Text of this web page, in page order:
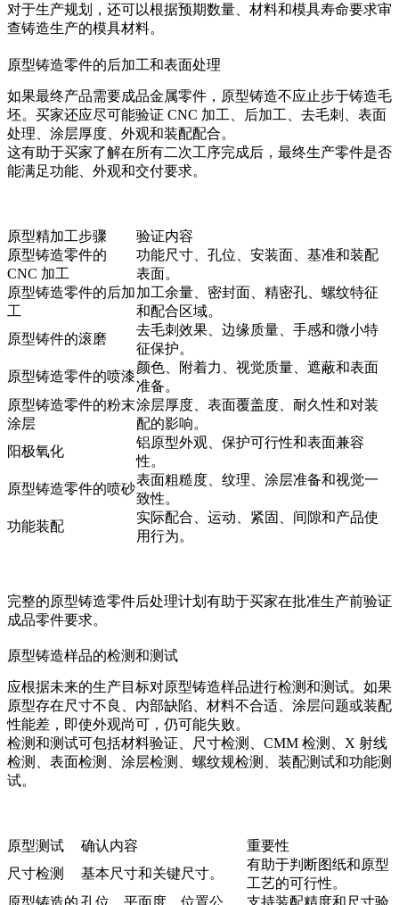
对于生产规划，还可以根据预期数量、材料和模具寿命要求审
查铸造生产的模具材料。
原型铸造零件的后加工和表面处理
如果最终产品需要成品金属零件，原型铸造不应止步于铸造毛
坯。买家还应尽可能验证 CNC 加工、后加工、去毛刺、表面
处理、涂层厚度、外观和装配配合。
这有助于买家了解在所有二次工序完成后，最终生产零件是否
能满足功能、外观和交付要求。
原型精加工步骤
验证内容
原型铸造零件的
CNC 加工
功能尺寸、孔位、安装面、基准和装配
表面。
原型铸造零件的后加
工
加工余量、密封面、精密孔、螺纹特征
和配合区域。
原型铸件的滚磨
去毛刺效果、边缘质量、手感和微小特
征保护。
原型铸造零件的喷漆
颜色、附着力、视觉质量、遮蔽和表面
准备。
原型铸造零件的粉末
涂层
涂层厚度、表面覆盖度、耐久性和对装
配的影响。
阳极氧化
铝原型外观、保护可行性和表面兼容
性。
原型铸造零件的喷砂
表面粗糙度、纹理、涂层准备和视觉一
致性。
功能装配
实际配合、运动、紧固、间隙和产品使
用行为。
完整的原型铸造零件后处理计划有助于买家在批准生产前验证
成品零件要求。
原型铸造样品的检测和测试
应根据未来的生产目标对原型铸造样品进行检测和测试。如果
原型存在尺寸不良、内部缺陷、材料不合适、涂层问题或装配
性能差，即使外观尚可，仍可能失败。
检测和测试可包括材料验证、尺寸检测、CMM 检测、X 射线
检测、表面检测、涂层检测、螺纹规检测、装配测试和功能测
试。
原型测试 确认内容
重要性
尺寸检测
基本尺寸和关键尺寸。
有助于判断图纸和原型
工艺的可行性。
原型铸造的 孔位、平面度、位置公 支持装配精度和尺寸验